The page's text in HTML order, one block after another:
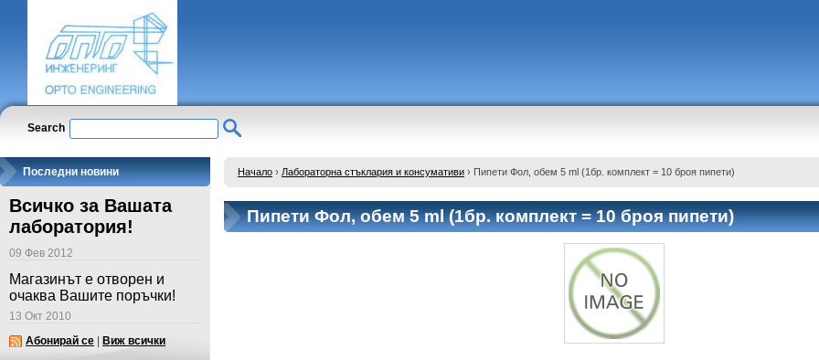
Search
Последни новини
Всичко за Вашата
лаборатория!
09 Фев 2012
Магазинът е отворен и
очаква Вашите поръчки!
13 Окт 2010
Абонирай се
Виж всички
Начало › Лабораторна стъклария и консумативи › Пипети Фол, обем 5 ml (1бр. комплект = 10 броя пипети)
Пипети Фол, обем 5 ml (1бр. комплект = 10 броя пипети)